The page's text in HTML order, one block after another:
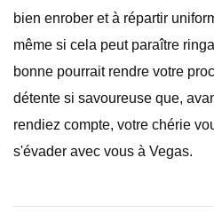
bien enrober et à répartir
même si cela peut paraître
bonne pourrait rendre votre
détente si savoureuse que,
rendiez compte, votre chérie
s'évader avec vous à Vegas.